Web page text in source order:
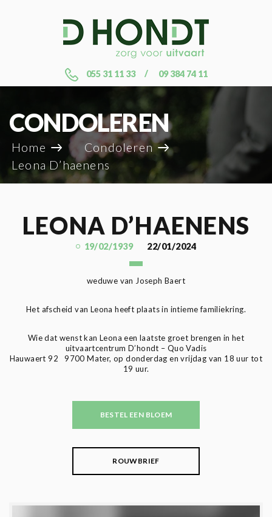
055 31 11 33 09 384 74 11
CONDOLEREN
Home
Condoleren
Leona D’haenens
LEONA D’HAENENS
19/02/1939 22/01/2024
weduwe van Joseph Baert
Het afscheid van Leona heeft plaats in intieme familiekring.
Wie dat wenst kan Leona een laatste groet brengen in het
uitvaartcentrum D’hondt – Quo Vadis
Hauwaert 92 9700 Mater, op donderdag en vrijdag van 18 uur tot
19 uur.
BESTEL EEN BLOEM
ROUWBRIEF